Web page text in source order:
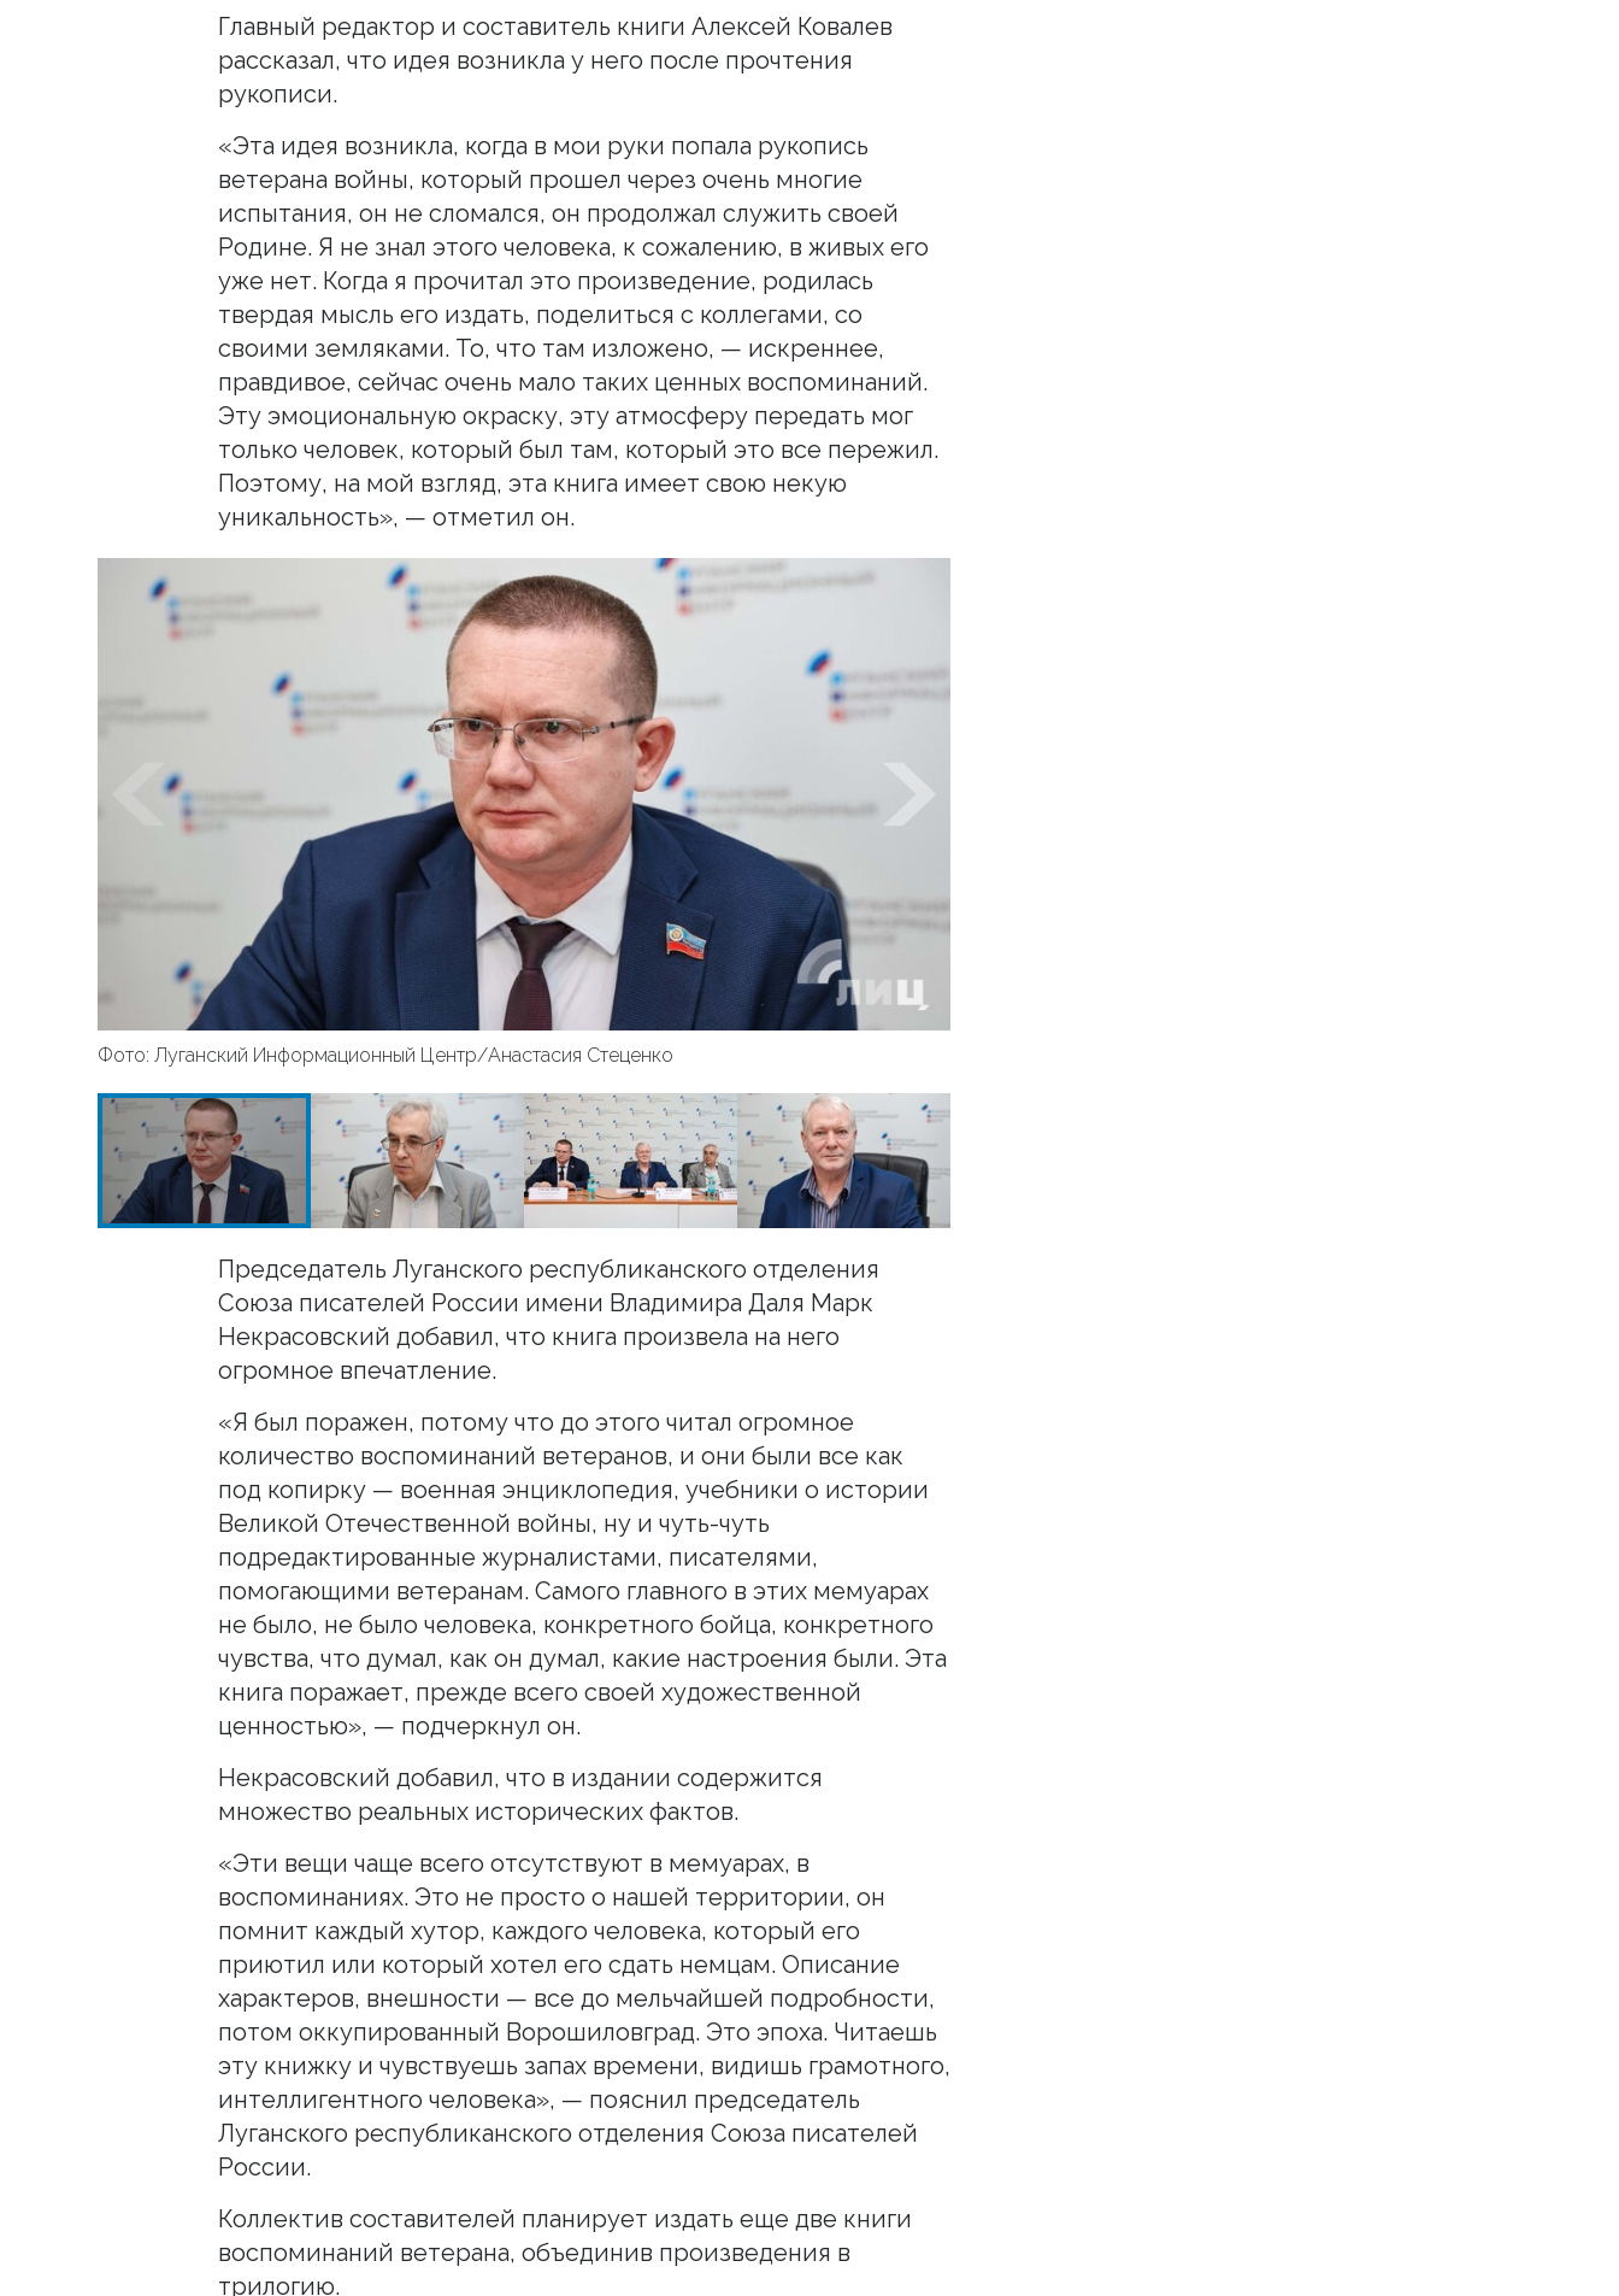
Главный редактор и составитель книги Алексей Ковалев
рассказал, что идея возникла у него после прочтения
рукописи.
«Эта идея возникла, когда в мои руки попала рукопись
ветерана войны, который прошел через очень многие
испытания, он не сломался, он продолжал служить своей
Родине. Я не знал этого человека, к сожалению, в живых его
уже нет. Когда я прочитал это произведение, родилась
твердая мысль его издать, поделиться с коллегами, со
своими земляками. То, что там изложено, — искреннее,
правдивое, сейчас очень мало таких ценных воспоминаний.
Эту эмоциональную окраску, эту атмосферу передать мог
только человек, который был там, который это все пережил.
Поэтому, на мой взгляд, эта книга имеет свою некую
уникальность», — отметил он.
Фото: Луганский Информационный Центр/Анастасия Стеценко
Председатель Луганского республиканского отделения
Союза писателей России имени Владимира Даля Марк
Некрасовский добавил, что книга произвела на него
огромное впечатление.
«Я был поражен, потому что до этого читал огромное
количество воспоминаний ветеранов, и они были все как
под копирку — военная энциклопедия, учебники о истории
Великой Отечественной войны, ну и чуть-чуть
подредактированные журналистами, писателями,
помогающими ветеранам. Самого главного в этих мемуарах
не было, не было человека, конкретного бойца, конкретного
чувства, что думал, как он думал, какие настроения были. Эта
книга поражает, прежде всего своей художественной
ценностью», — подчеркнул он.
Некрасовский добавил, что в издании содержится
множество реальных исторических фактов.
«Эти вещи чаще всего отсутствуют в мемуарах, в
воспоминаниях. Это не просто о нашей территории, он
помнит каждый хутор, каждого человека, который его
приютил или который хотел его сдать немцам. Описание
характеров, внешности — все до мельчайшей подробности,
потом оккупированный Ворошиловград. Это эпоха. Читаешь
эту книжку и чувствуешь запах времени, видишь грамотного,
интеллигентного человека», — пояснил председатель
Луганского республиканского отделения Союза писателей
России.
Коллектив составителей планирует издать еще две книги
воспоминаний ветерана, объединив произведения в
трилогию.